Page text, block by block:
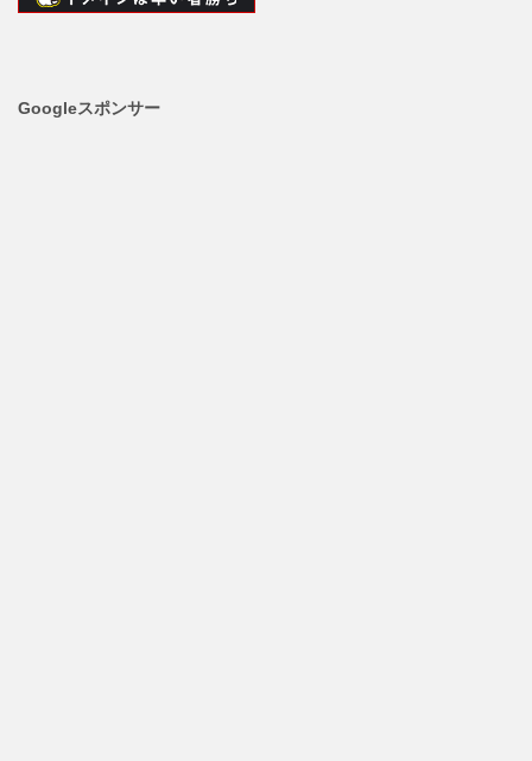
Googleスポンサー